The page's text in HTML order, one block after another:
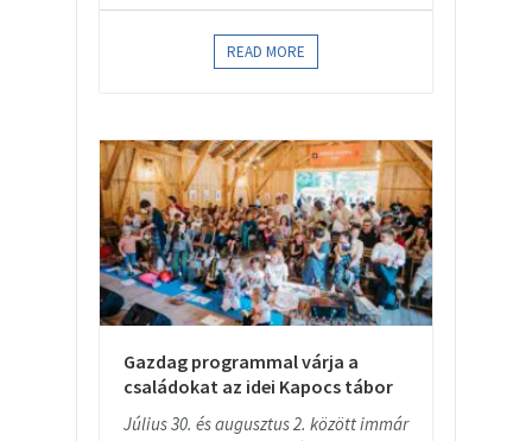
READ MORE
Gazdag programmal várja a
családokat az idei Kapocs tábor
Július 30. és augusztus 2. között immár